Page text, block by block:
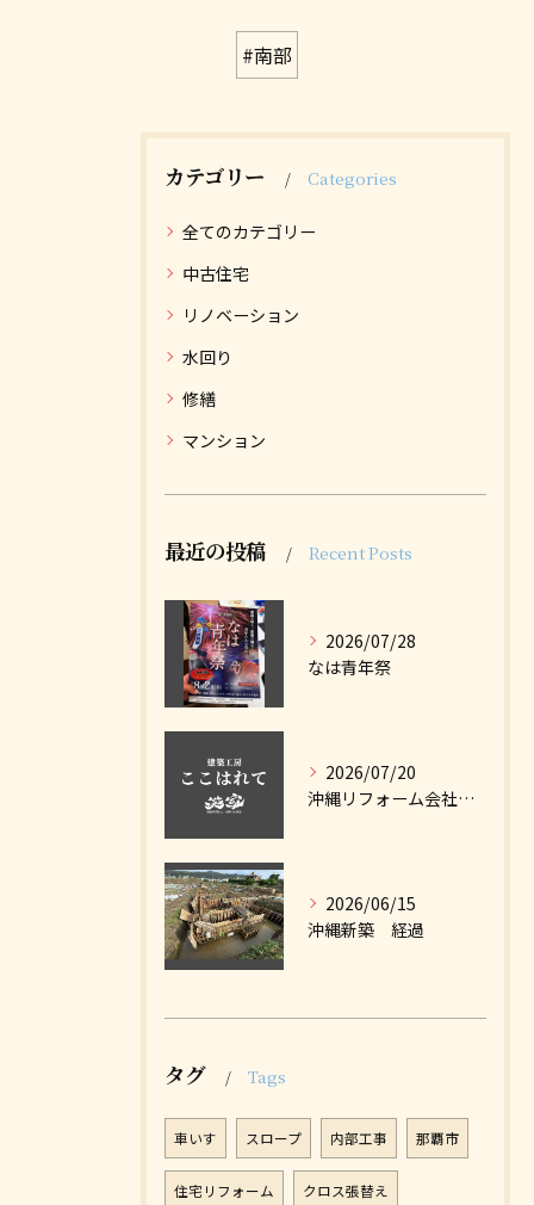
#南部
カテゴリー Categories
全てのカテゴリー
中古住宅
リノベーション
水回り
修繕
マンション
最近の投稿 Recent Posts
2026/07/28
なは青年祭
2026/07/20
沖縄リフォーム会社ナビに掲載しました
2026/06/15
沖縄新築 経過
タグ Tags
車いす スロープ 内部工事 那覇市
住宅リフォーム クロス張替え